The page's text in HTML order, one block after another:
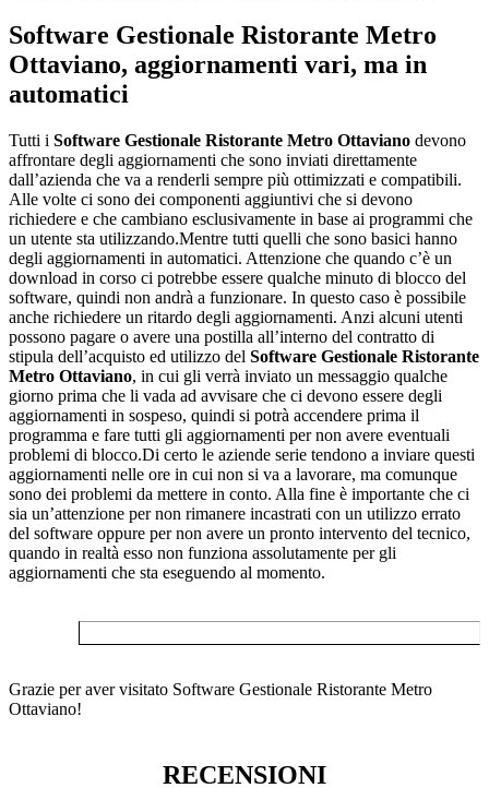
Software Gestionale Ristorante Metro
Ottaviano, aggiornamenti vari, ma in
automatici
Tutti i Software Gestionale Ristorante Metro Ottaviano devono
affrontare degli aggiornamenti che sono inviati direttamente
dall’azienda che va a renderli sempre più ottimizzati e compatibili.
Alle volte ci sono dei componenti aggiuntivi che si devono
richiedere e che cambiano esclusivamente in base ai programmi che
un utente sta utilizzando.Mentre tutti quelli che sono basici hanno
degli aggiornamenti in automatici. Attenzione che quando c’è un
download in corso ci potrebbe essere qualche minuto di blocco del
software, quindi non andrà a funzionare. In questo caso è possibile
anche richiedere un ritardo degli aggiornamenti. Anzi alcuni utenti
possono pagare o avere una postilla all’interno del contratto di
stipula dell’acquisto ed utilizzo del Software Gestionale Ristorante
Metro Ottaviano, in cui gli verrà inviato un messaggio qualche
giorno prima che li vada ad avvisare che ci devono essere degli
aggiornamenti in sospeso, quindi si potrà accendere prima il
programma e fare tutti gli aggiornamenti per non avere eventuali
problemi di blocco.Di certo le aziende serie tendono a inviare questi
aggiornamenti nelle ore in cui non si va a lavorare, ma comunque
sono dei problemi da mettere in conto. Alla fine è importante che ci
sia un’attenzione per non rimanere incastrati con un utilizzo errato
del software oppure per non avere un pronto intervento del tecnico,
quando in realtà esso non funziona assolutamente per gli
aggiornamenti che sta eseguendo al momento.
Grazie per aver visitato Software Gestionale Ristorante Metro
Ottaviano!
RECENSIONI